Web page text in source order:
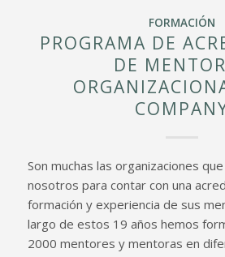
FORMACIÓN
PROGRAMA DE
DE
Son muchas las organizaciones
nosotros para contar con una
formación y experiencia de sus
largo de estos 19 años hemos
2000 mentores y mentoras en